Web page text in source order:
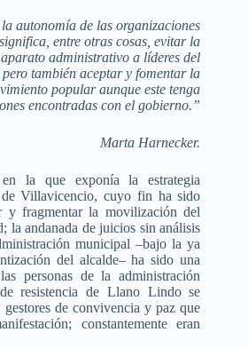
la autonomía de las organizaciones
entre otras cosas, evitar la
administrativo a líderes del
también aceptar y fomentar la
popular aunque este tenga
encontradas con el gobierno.”
Marta Harnecker.
la que exponía la estrategia
Villavicencio, cuyo fin ha sido
y fragmentar la movilización del
la andanada de juicios sin análisis
municipal –bajo la ya
del alcalde– ha sido una
personas de la administración
resistencia de Llano Lindo se
de convivencia y paz que
constantemente eran